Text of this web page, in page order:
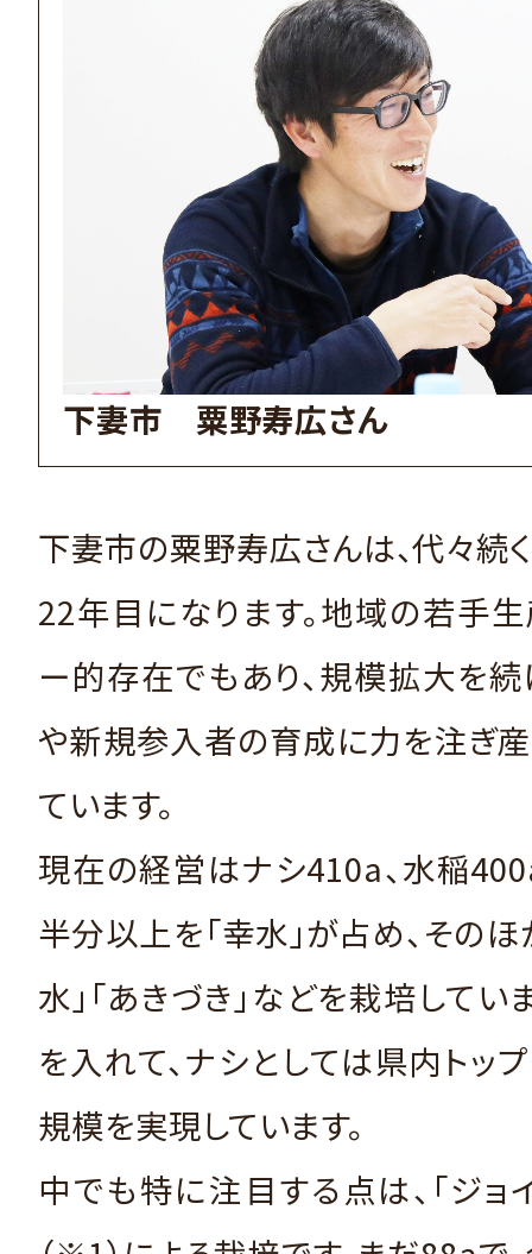
下妻市 粟野寿広さん
下妻市の粟野寿広さんは、代々続
22年目になります。地域の若手
ー的存在でもあり、規模拡大を
や新規参入者の育成に力を注ぎ
ています。
現在の経営はナシ410a、水稲
半分以上を「幸水」が占め、そのほ
水」「あきづき」などを栽培してい
を入れて、ナシとしては県内トッ
規模を実現しています。
中でも特に注目する点は、「ジョ